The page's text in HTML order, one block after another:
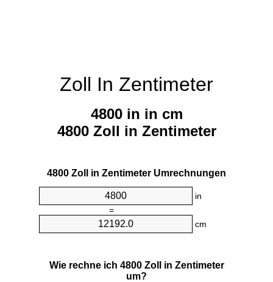
Zoll In Zentimeter
4800 in in cm
4800 Zoll in Zentimeter
4800 Zoll in Zentimeter Umrechnungen
in
=
cm
Wie rechne ich 4800 Zoll in Zentimeter
um?